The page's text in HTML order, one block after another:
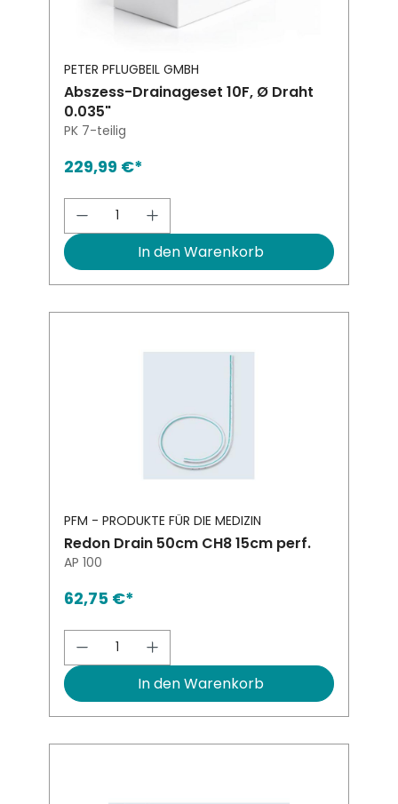
PETER PFLUGBEIL GMBH
Abszess-Drainageset 10F, Ø Draht
0.035"
PK 7-teilig
229,99 €*
Produkt Anzahl: Gib den
In den Warenkorb
PFM - PRODUKTE FÜR DIE MEDIZIN
Redon Drain 50cm CH8 15cm perf.
AP 100
62,75 €*
Produkt Anzahl: Gib den
In den Warenkorb